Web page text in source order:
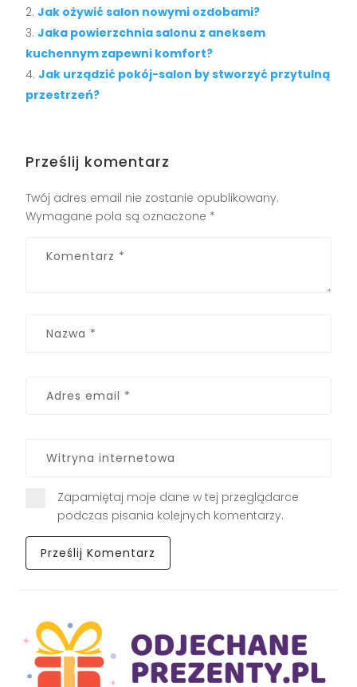
Jak ożywić salon nowymi ozdobami?
Jaka powierzchnia salonu z aneksem
kuchennym zapewni komfort?
Jak urządzić pokój-salon by stworzyć przytulną
przestrzeń?
Prześlij komentarz
Twój adres email nie zostanie opublikowany.
Wymagane pola są oznaczone *
Zapamiętaj moje dane w tej przeglądarce
podczas pisania kolejnych komentarzy.